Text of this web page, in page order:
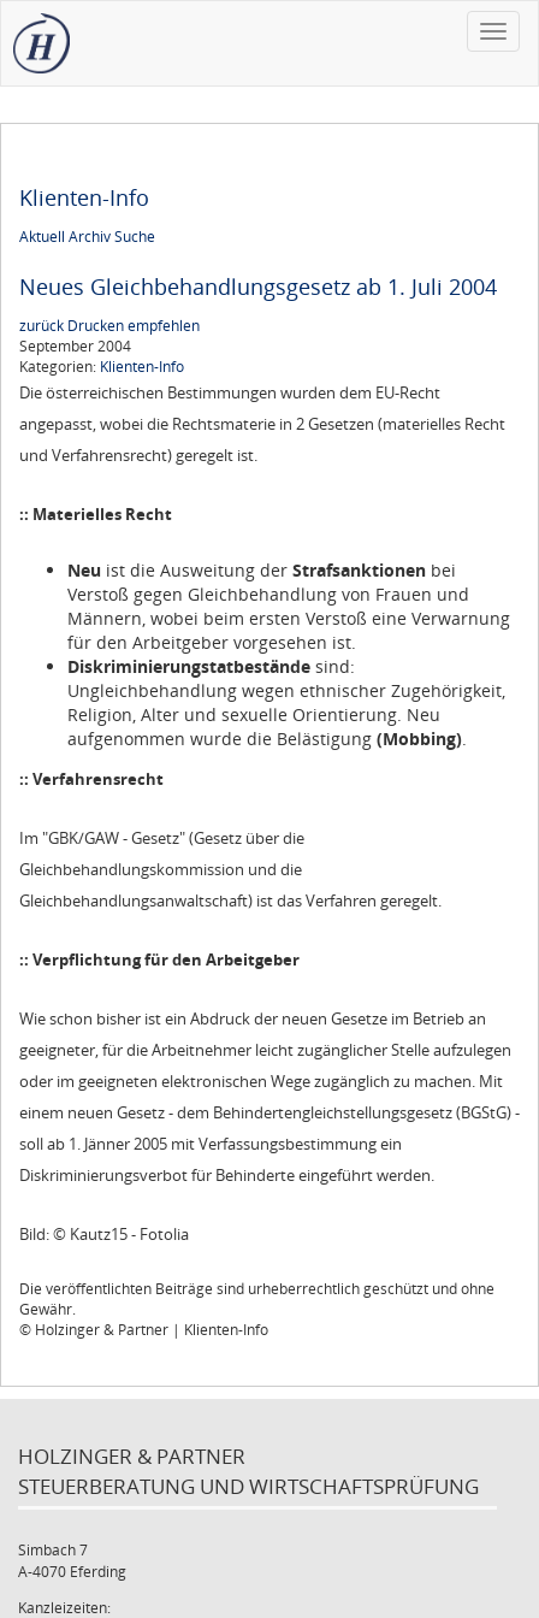
Toggle
Klienten-Info
Aktuell ArchivSuche
Neues Gleichbehandlungsgesetz ab 1. Juli 2004
zurück Druckenempfehlen
September 2004
Kategorien: Klienten-Info
Die österreichischen Bestimmungen wurden dem EU-Recht
angepasst, wobei die Rechtsmaterie in 2 Gesetzen (materielles Recht
und Verfahrensrecht) geregelt ist.
:: Materielles Recht
Neu ist die Ausweitung der Strafsanktionen bei
Verstoß gegen Gleichbehandlung von Frauen und
Männern, wobei beim ersten Verstoß eine Verwarnung
für den Arbeitgeber vorgesehen ist.
Diskriminierungstatbestände sind:
Ungleichbehandlung wegen ethnischer Zugehörigkeit,
Religion, Alter und sexuelle Orientierung. Neu
aufgenommen wurde die Belästigung (Mobbing)
:: Verfahrensrecht
Im "GBK/GAW - Gesetz" (Gesetz über die
Gleichbehandlungskommission und die
Gleichbehandlungsanwaltschaft) ist das Verfahren geregelt.
:: Verpflichtung für den Arbeitgeber
Wie schon bisher ist ein Abdruck der neuen Gesetze im Betrieb an
geeigneter, für die Arbeitnehmer leicht zugänglicher Stelle aufzulegen
oder im geeigneten elektronischen Wege zugänglich zu machen. Mit
einem neuen Gesetz - dem Behindertengleichstellungsgesetz (BGStG) -
soll ab 1. Jänner 2005 mit Verfassungsbestimmung ein
Diskriminierungsverbot für Behinderte eingeführt werden.
Bild: © Kautz15 - Fotolia
Die veröffentlichten Beiträge sind urheberrechtlich geschützt und ohne
Gewähr.
© Holzinger & Partner | Klienten-Info
HOLZINGER & PARTNER
STEUERBERATUNG UND WIRTSCHAFTSPRÜFUNG
Simbach 7
A-4070 Eferding
Kanzleizeiten: